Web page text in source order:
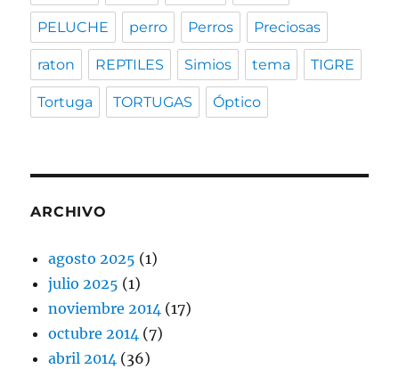
PELUCHE perro Perros Preciosas
raton REPTILES Simios tema TIGRE
Tortuga TORTUGAS Óptico
ARCHIVO
agosto 2025 (1)
julio 2025 (1)
noviembre 2014 (17)
octubre 2014 (7)
abril 2014 (36)